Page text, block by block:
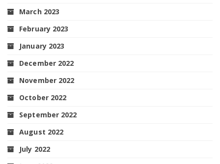
March 2023
February 2023
January 2023
December 2022
November 2022
October 2022
September 2022
August 2022
July 2022